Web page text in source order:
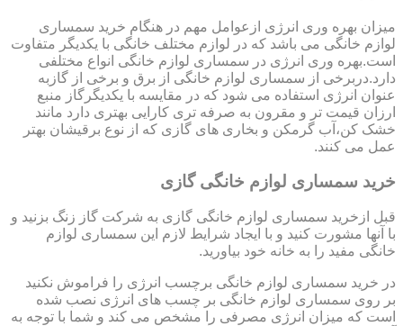
میزان بهره وری انرژی ازعوامل مهم در هنگام خرید سمساری
لوازم خانگی می باشد که در لوازم مختلف خانگی با یکدیگر متفاوت
است.بهره وری انرژی در سمساری لوازم خانگی انواع مختلفی
دارد.دربرخی از سمساری لوازم خانگی از برق و برخی از گازبه
عنوان انرژی استفاده می شود که در مقایسه با یکدیگرگاز منبع
ارزان قیمت تر و مقرون به صرفه تری کارایی بهتری دارد مانند
خشک کن،آب گرمکن و بخاری های گازی که از نوع برقیشان بهتر
عمل می کنند.
خرید سمساری لوازم خانگی گازی
قبل ازخرید سمساری لوازم خانگی گازی به شرکت گاز زنگ بزنید و
با آنها مشورت کنید و با ایجاد شرایط لازم این سمساری لوازم
خانگی مفید را به خانه خود بیاورید.
در خرید سمساری لوازم خانگی برچسب انرژی را فراموش نکنید
بر روی سمساری لوازم خانگی بر چسب های انرژی نصب شده
است که میزان انرژی مصرفی را مشخص می کند و شما با توجه به